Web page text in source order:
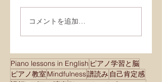
コメントを追加…
Piano lessons in English ピアノ学習と脳
ピアノ教室 Mindfulness譜読み 自己肯定感